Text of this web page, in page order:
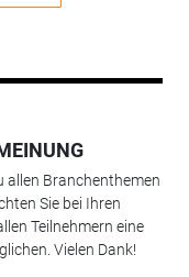
allen Branchenthemen
Sie bei Ihren
Teilnehmern eine
Vielen Dank!